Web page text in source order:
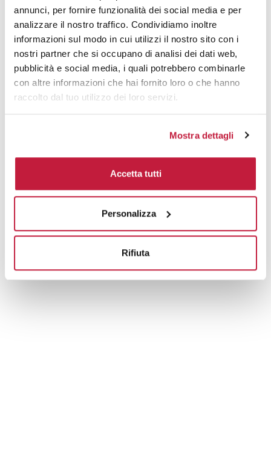
annunci, per fornire funzionalità dei social media e per
analizzare il nostro traffico. Condividiamo inoltre
informazioni sul modo in cui utilizzi il nostro sito con i
nostri partner che si occupano di analisi dei dati web,
pubblicità e social media, i quali potrebbero combinarle
con altre informazioni che hai fornito loro o che hanno
raccolto dal tuo utilizzo dei loro servizi.
Mostra dettagli
Accetta tutti
Personalizza
Rifiuta
Area di personalizzazione
Domande e risposte